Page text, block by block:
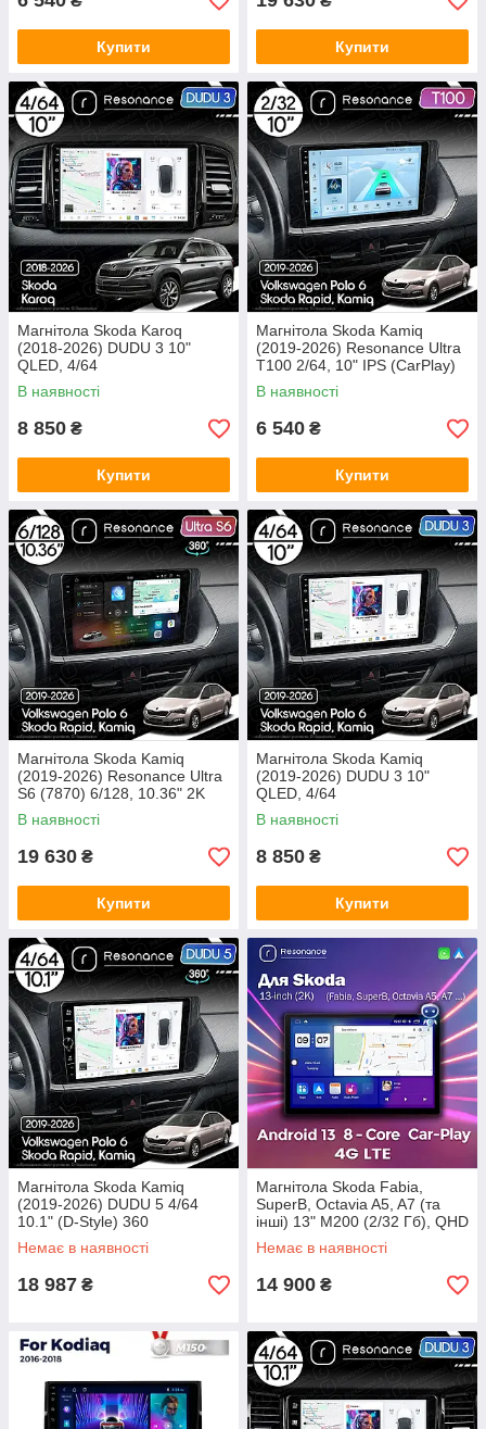
Купити Купити
Магнітола Skoda Karoq
(2018-2026) DUDU 3 10"
QLED, 4/64
В наявності
8 850 ₴
Купити
Магнітола Skoda Kamiq
(2019-2026) Resonance Ultra
T100 2/64, 10" IPS (CarPlay)
В наявності
6 540 ₴
Купити
Магнітола Skoda Kamiq
(2019-2026) Resonance Ultra
S6 (7870) 6/128, 10.36" 2K
QLED, 360
В наявності
19 630 ₴
Купити
Магнітола Skoda Kamiq
(2019-2026) DUDU 3 10"
QLED, 4/64
В наявності
8 850 ₴
Купити
Магнітола Skoda Kamiq
(2019-2026) DUDU 5 4/64
10.1" (D-Style) 360
Немає в наявності
18 987 ₴
Магнітола Skoda Fabia,
SuperB, Octavia A5, A7 (та
інші) 13" M200 (2/32 Гб), QHD
2K (1920x1200) QLED, 4G +
CarPlay
Немає в наявності
14 900 ₴